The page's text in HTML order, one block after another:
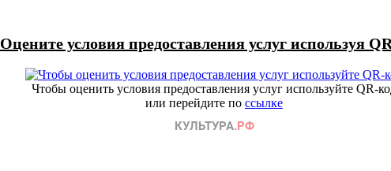
Оцените условия предоставления услуг используя
Чтобы оценить условия предоставления услуг используйте QR-
или перейдите по ссылке